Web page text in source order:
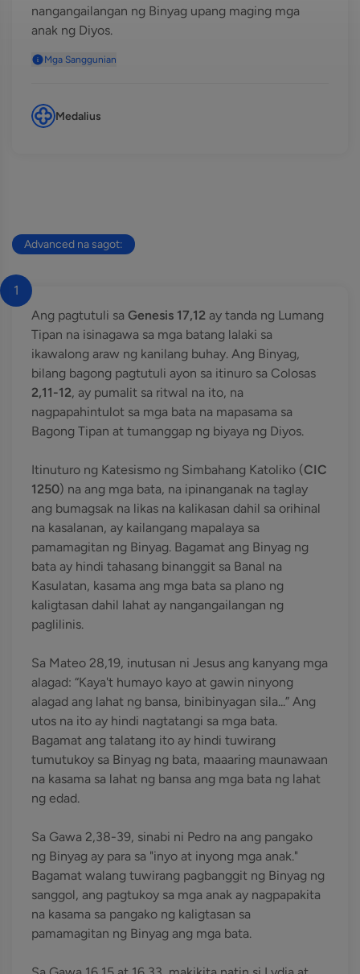
nangangailangan ng Binyag upang maging mga
anak ng Diyos.
Mga Sanggunian
Medalius
Advanced na sagot:
1
Ang pagtutuli sa Genesis 17,12 ay tanda ng Lumang
Tipan na isinagawa sa mga batang lalaki sa
ikawalong araw ng kanilang buhay. Ang Binyag,
bilang bagong pagtutuli ayon sa itinuro sa Colosas
2,11-12, ay pumalit sa ritwal na ito, na
nagpapahintulot sa mga bata na mapasama sa
Bagong Tipan at tumanggap ng biyaya ng Diyos.
Itinuturo ng Katesismo ng Simbahang Katoliko (CIC
1250) na ang mga bata, na ipinanganak na taglay
ang bumagsak na likas na kalikasan dahil sa orihinal
na kasalanan, ay kailangang mapalaya sa
pamamagitan ng Binyag. Bagamat ang Binyag ng
bata ay hindi tahasang binanggit sa Banal na
Kasulatan, kasama ang mga bata sa plano ng
kaligtasan dahil lahat ay nangangailangan ng
paglilinis.
Sa Mateo 28,19, inutusan ni Jesus ang kanyang mga
alagad: “Kaya't humayo kayo at gawin ninyong
alagad ang lahat ng bansa, binibinyagan sila...” Ang
utos na ito ay hindi nagtatangi sa mga bata.
Bagamat ang talatang ito ay hindi tuwirang
tumutukoy sa Binyag ng bata, maaaring maunawaan
na kasama sa lahat ng bansa ang mga bata ng lahat
ng edad.
Sa Gawa 2,38-39, sinabi ni Pedro na ang pangako
ng Binyag ay para sa "inyo at inyong mga anak."
Bagamat walang tuwirang pagbanggit ng Binyag ng
sanggol, ang pagtukoy sa mga anak ay nagpapakita
na kasama sa pangako ng kaligtasan sa
pamamagitan ng Binyag ang mga bata.